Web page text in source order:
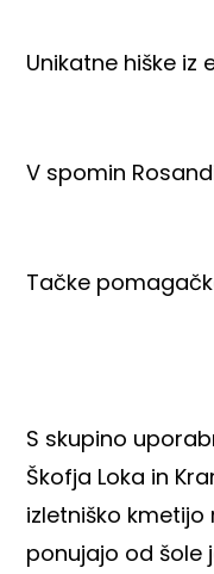
Unikatne hiške iz
V spomin
Tačke
S skupino
Škofja Loka in
izletniško kmetijo
ponujajo od šole